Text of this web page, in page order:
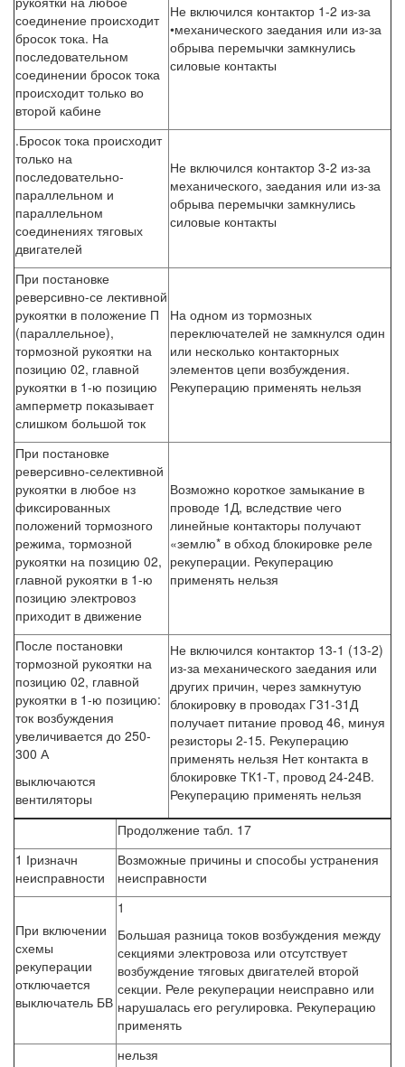
соединение происходит
бросок тока. На
последовательном
соединении бросок тока
происходит только во
второй кабине
Не включился контактор 1-2 из-за
•механического заедания или из-за
обрыва перемычки замкнулись
силовые контакты
.Бросок тока происходит
только на
последовательно-
параллельном и
параллельном
соединениях тяговых
двигателей
Не включился контактор 3-2 из-за
механического, заедания или из-за
обрыва перемычки замкнулись
силовые контакты
При постановке
реверсивно-се лективной
рукоятки в положение П
(параллельное),
тормозной рукоятки на
позицию 02, главной
рукоятки в 1-ю позицию
амперметр показывает
слишком большой ток
На одном из тормозных
переключателей не замкнулся один
или несколько контакторных
элементов цепи возбуждения.
Рекуперацию применять нельзя
При постановке
реверсивно-селективной
рукоятки в любое нз
фиксированных
положений тормозного
режима, тормозной
рукоятки на позицию 02,
главной рукоятки в 1-ю
позицию электровоз
приходит в движение
Возможно короткое замыкание в
проводе 1Д, вследствие чего
линейные контакторы получают
«землю* в обход блокировке реле
рекуперации. Рекуперацию
применять нельзя
После постановки
тормозной рукоятки на
позицию 02, главной
рукоятки в 1-ю позицию:
ток возбуждения
увеличивается до 250-
300 А
выключаются
вентиляторы
Не включился контактор 13-1 (13-2)
из-за механического заедания или
других причин, через замкнутую
блокировку в проводах Г31-31Д
получает питание провод 46, минуя
резисторы 2-15. Рекуперацию
применять нельзя Нет контакта в
блокировке ТК1-Т, провод 24-24В.
Рекуперацию применять нельзя
Продолжение табл. 17
1 Іризначн
неисправности
Возможные причины и способы устранения
неисправности
При включении
схемы
рекуперации
отключается
выключатель БВ
1
Большая разница токов возбуждения между
секциями электровоза или отсутствует
возбуждение тяговых двигателей второй
секции. Реле рекуперации неисправно или
нарушалась его регулировка. Рекуперацию
применять
нельзя